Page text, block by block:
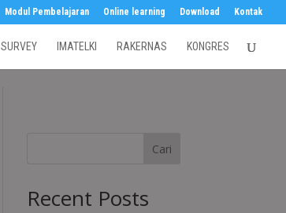
Modul Pembelajaran Online learning Download Kontak
SURVEY IMATELKI RAKERNAS KONGRES
Cari
Recent Posts